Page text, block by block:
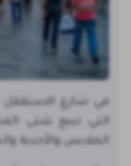
في شارع الاستقلال
التي تبيع شتى
الملابس والأحذية